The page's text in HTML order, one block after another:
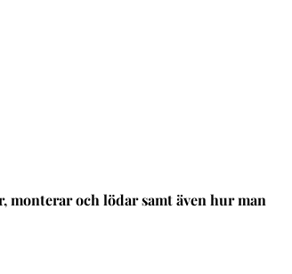
och lödar samt även hur man